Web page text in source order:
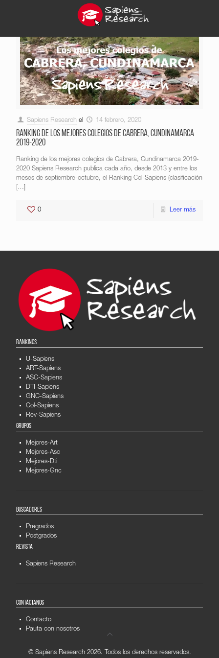
Sapiens Research el 14 febrero, 2020
Ranking de los mejores colegios de Cabrera, Cundinamarca
2019-2020
Ranking de los mejores colegios de Cabrera, Cundinamarca 2019-
2020 Sapiens Research publica cada año, desde 2013 y entre los
meses de septiembre-octubre, el Ranking Col-Sapiens (clasificación
[…]
0 Leer más
RANKINGS
U-Sapiens
ART-Sapiens
ASC-Sapiens
DTI-Sapiens
GNC-Sapiens
Col-Sapiens
Rev-Sapiens
GRUPOS
Mejores-Art
Mejores-Asc
Mejores-Dti
Mejores-Gnc
BUSCADORES
Pregrados
Postgrados
REVISTA
Sapiens Research
CONTÁCTANOS
Contacto
Pauta con nosotros
© Sapiens Research 2026. Todos los derechos reservados.